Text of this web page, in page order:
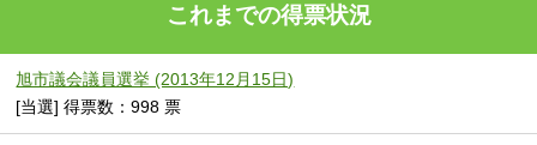
これまでの得票状況
旭市議会議員選挙 (2013年12月15日)
[当選] 得票数：998 票